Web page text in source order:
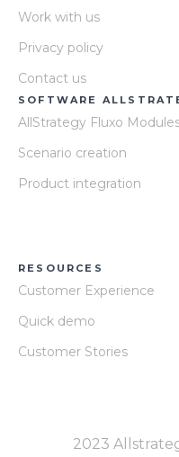
Work with us
Privacy policy
Contact us
SOFTWARE
AllStrategy Fluxo
Scenario creation
Product integration
RESOURCES
Customer Experience
Quick demo
Customer Stories
2023